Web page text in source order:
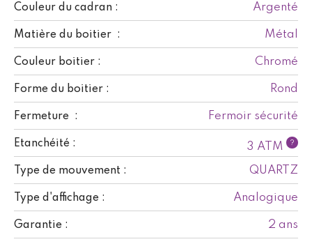
Couleur du cadran : Argenté
Matière du boitier : Métal
Couleur boitier : Chromé
Forme du boitier : Rond
Fermeture : Fermoir sécurité
Etanchéité : 3 ATM ?
Type de mouvement : QUARTZ
Type d'affichage : Analogique
Garantie : 2 ans